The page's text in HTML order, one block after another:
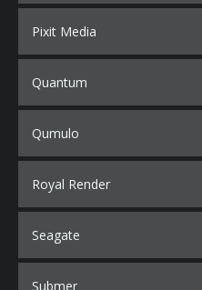
Pixit Media
Quantum
Qumulo
Royal Render
Seagate
Submer